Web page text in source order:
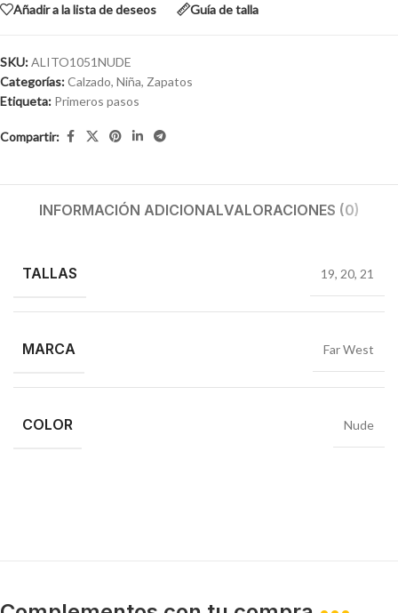
Añadir a la lista de deseos Guía de talla
SKU:ALITO1051NUDE
Categorías:Calzado, Niña, Zapatos
Etiqueta: Primeros pasos
Compartir:
INFORMACIÓN ADICIONALVALORACIONES (0)
TALLAS 19, 20, 21
MARCA Far West
COLOR Nude